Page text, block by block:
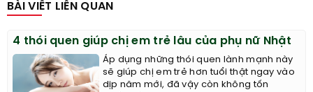
BÀI VIẾT LIÊN QUAN
4 thói quen giúp chị em trẻ lâu của phụ nữ Nhật
Áp dụng những thói quen lành mạnh này
sẽ giúp chị em trẻ hơn tuổi thật ngay vào
dịp năm mới, đã vậy còn không tốn